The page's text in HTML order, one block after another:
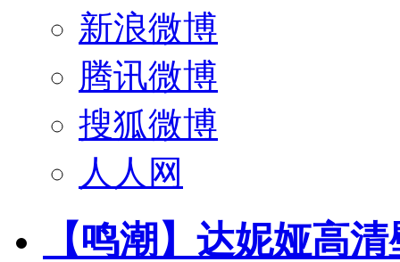
新浪微博
腾讯微博
搜狐微博
人人网
【鸣潮】达妮娅高